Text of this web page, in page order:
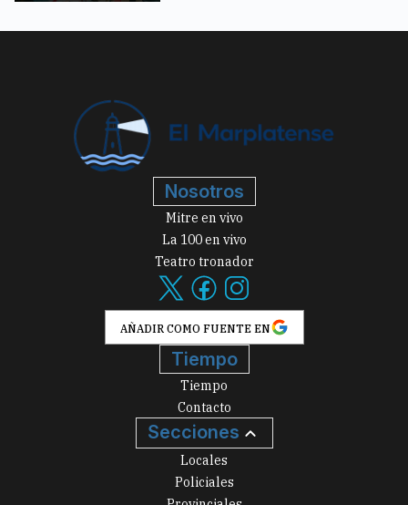
Nosotros
Mitre en vivo
La 100 en vivo
Teatro tronador
AÑADIR COMO FUENTE EN
Tiempo
Tiempo
Contacto
Secciones
Locales
Policiales